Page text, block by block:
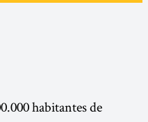
habitantes de